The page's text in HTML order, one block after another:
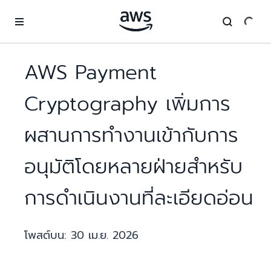
AWS Payment
Cryptography เพิ่มการ
ผสานการทำงานเข้ากับการ
อนุมัติโดยหลายฝ่ายสำหรับ
การดำเนินงานที่ละเอียดอ่อน
โพสต์บน: 30 เม.ย. 2026